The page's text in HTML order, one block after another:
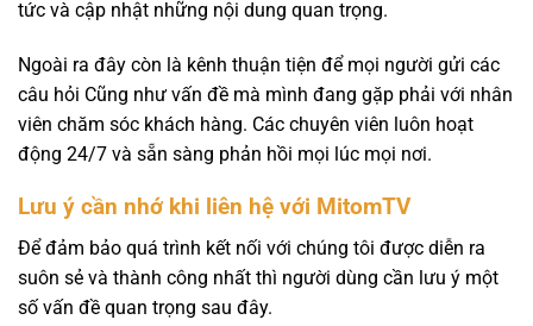
tức và cập nhật những nội dung quan trọng.
Ngoài ra đây còn là kênh thuận tiện để mọi người gửi các
câu hỏi Cũng như vấn đề mà mình đang gặp phải với nhân
viên chăm sóc khách hàng. Các chuyên viên luôn hoạt
động 24/7 và sẵn sàng phản hồi mọi lúc mọi nơi.
Lưu ý cần nhớ khi liên hệ với MitomTV
Để đảm bảo quá trình kết nối với chúng tôi được diễn ra
suôn sẻ và thành công nhất thì người dùng cần lưu ý một
số vấn đề quan trọng sau đây.